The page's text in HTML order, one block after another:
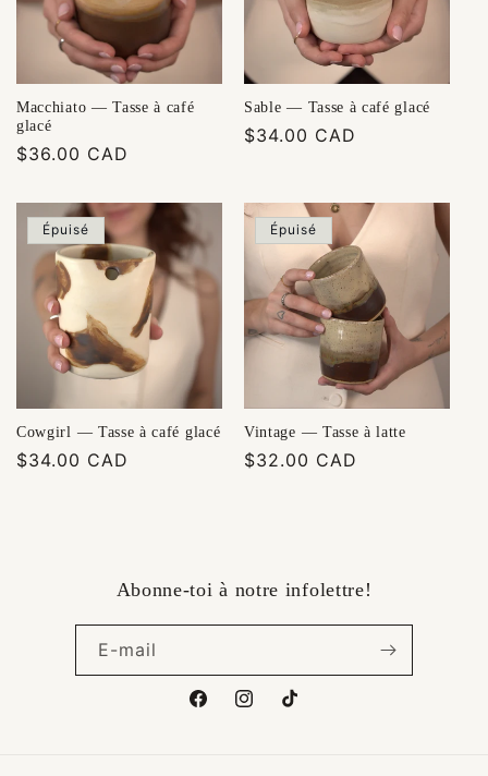
Macchiato — Tasse à café
glacé
Prix
$36.00 CAD
Sable — Tasse à café glacé
Prix
$34.00 CAD
Épuisé
Cowgirl — Tasse à café glacé
Prix
$34.00 CAD
Épuisé
Vintage — Tasse à latte
Prix
$32.00 CAD
Abonne-toi à notre infolettre!
E-mail
FacebookInstagramTikTok